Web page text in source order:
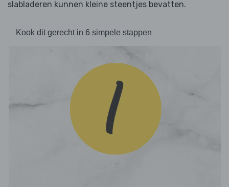
slabladeren kunnen kleine steentjes bevatten.
Kook dit gerecht in 6 simpele stappen